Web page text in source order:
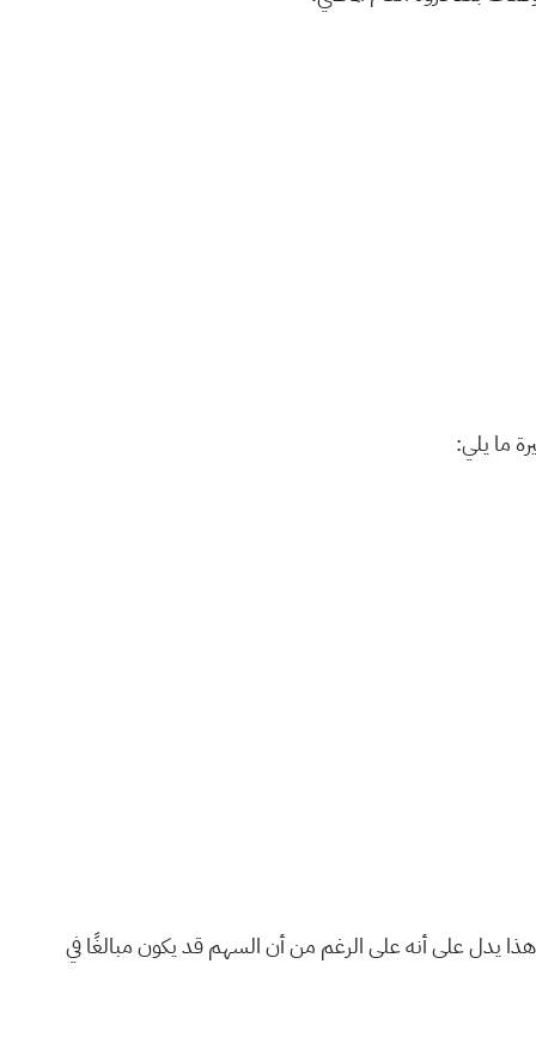
يدل على أنه على الرغم من أن السهم قد يكون مبالغًا في